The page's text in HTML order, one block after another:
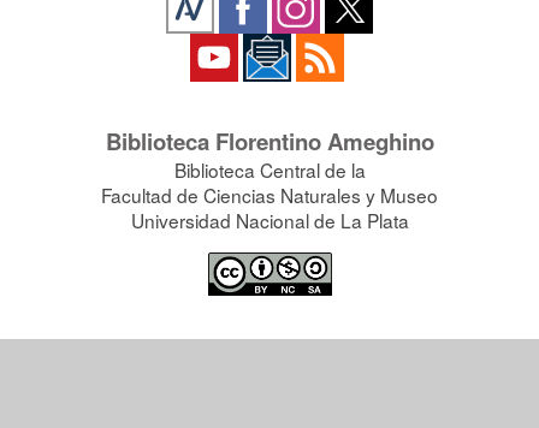
Biblioteca Florentino Ameghino
Biblioteca Central de la
Facultad de Ciencias Naturales y Museo
Universidad Nacional de La Plata